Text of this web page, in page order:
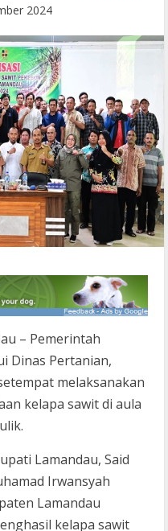
2024
– Pemerintah
Dinas Pertanian,
melaksanakan
kelapa sawit di aula
Lamandau, Said
Irwansyah
Lamandau
kelapa sawit